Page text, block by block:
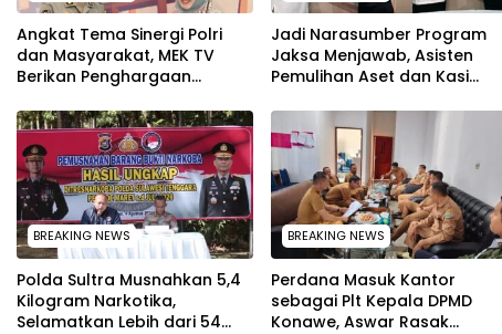
Angkat Tema Sinergi Polri
dan Masyarakat, MEK TV
Berikan Penghargaan
melalui Kabid Humas
Jadi Narasumber Program
Jaksa Menjawab, Asisten
Pemulihan Aset dan Kasi
Penghargaan dari Komisaris
MEK TV
BREAKING NEWS
Polda Sultra Musnahkan 5,4
Kilogram Narkotika,
Selamatkan Lebih dari 54
BREAKING NEWS
Perdana Masuk Kantor
sebagai Plt Kepala DPMD
Konawe, Aswar Rasak